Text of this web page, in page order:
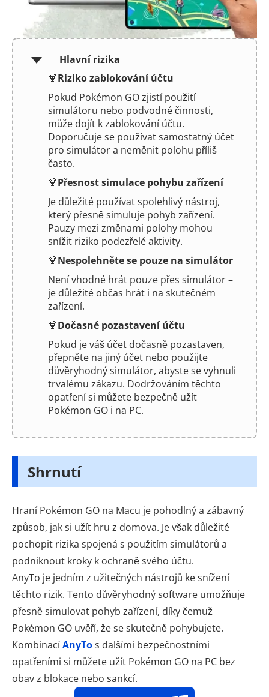
Hlavní rizika
🍹Riziko zablokování účtu
Pokud Pokémon GO zjistí použití
simulátoru nebo podvodné činnosti,
může dojít k zablokování účtu.
Doporučuje se používat samostatný účet
pro simulátor a neměnit polohu příliš
často.
🍹Přesnost simulace pohybu zařízení
Je důležité používat spolehlivý nástroj,
který přesně simuluje pohyb zařízení.
Pauzy mezi změnami polohy mohou
snížit riziko podezřelé aktivity.
🍹Nespolehněte se pouze na simulátor
Není vhodné hrát pouze přes simulátor –
je důležité občas hrát i na skutečném
zařízení.
🍹Dočasné pozastavení účtu
Pokud je váš účet dočasně pozastaven,
přepněte na jiný účet nebo použijte
důvěryhodný simulátor, abyste se vyhnuli
trvalému zákazu. Dodržováním těchto
opatření si můžete bezpečně užít
Pokémon GO i na PC.
Shrnutí
Hraní Pokémon GO na Macu je pohodlný a zábavný
způsob, jak si užít hru z domova. Je však důležité
pochopit rizika spojená s použitím simulátorů a
podniknout kroky k ochraně svého účtu.
AnyTo je jedním z užitečných nástrojů ke snížení
těchto rizik. Tento důvěryhodný software umožňuje
přesně simulovat pohyb zařízení, díky čemuž
Pokémon GO uvěří, že se skutečně pohybujete.
KombinacíAnyTos dalšími bezpečnostními
opatřeními si můžete užít Pokémon GO na PC bez
obav z blokace nebo sankcí.